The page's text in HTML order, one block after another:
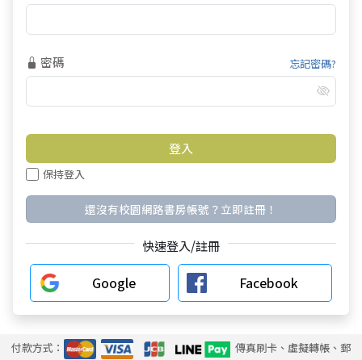
密碼 忘記密碼?
保持登入
還沒有校園網路書房帳號？立即註冊！
快速登入/註冊
Google Facebook
付款方式：
傳真刷卡、虛擬轉帳、郵